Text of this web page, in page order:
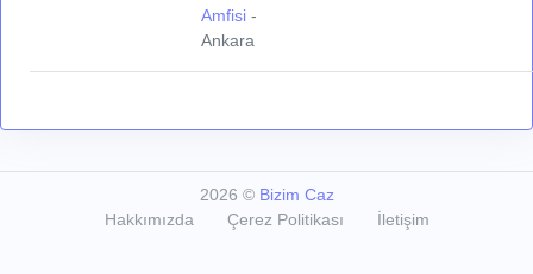
Amfisi -
Ankara
2026 © Bizim Caz
Hakkımızda
Çerez Politikası İletişim